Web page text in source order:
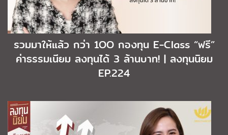
รวมมาให้แล้ว กว่า 1OO กองทุน E-Class “ฟรี”
ค่าธรรมเนียม ลงทุนได้ 3 ล้านบาท! | ลงทุนนิยม
EP.224